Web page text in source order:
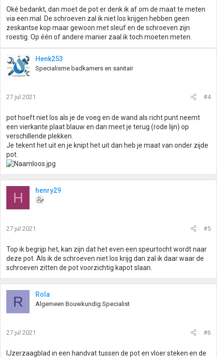
Oké bedankt, dan moet de pot er denk ik af om de maat te meten
via een mal. De schroeven zal ik niet los krijgen hebben geen
zeskantse kop maar gewoon met sleuf en de schroeven zijn
roestig. Op één of andere manier zaal ik toch moeten meten.
Henk253
Specialisme badkamers en sanitair
27 jul 2021 #4
pot hoeft niet los als je de voeg en de wand als richt punt neemt
een vierkante plaat blauw en dan meet je terug (rode lijn) op
verschillende plekken.
Je tekent het uit en je knipt het uit dan heb je maat van onder zijde
pot.
H henry29
27 jul 2021 #5
Top ik begrijp het, kan zijn dat het even een speurtocht wordt naar
deze pot. Als ik de schroeven niet los krijg dan zal ik daar waar de
schroeven zitten de pot voorzichtig kapot slaan.
R Rola
Algemeen Bouwkundig Specialist
27 jul 2021 #6
IJzerzaagblad in een handvat tussen de pot en vloer steken en de